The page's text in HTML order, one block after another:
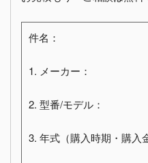
件名：
1. メーカー：
2. 型番/モデル：
3. 年式（購入時期・購入